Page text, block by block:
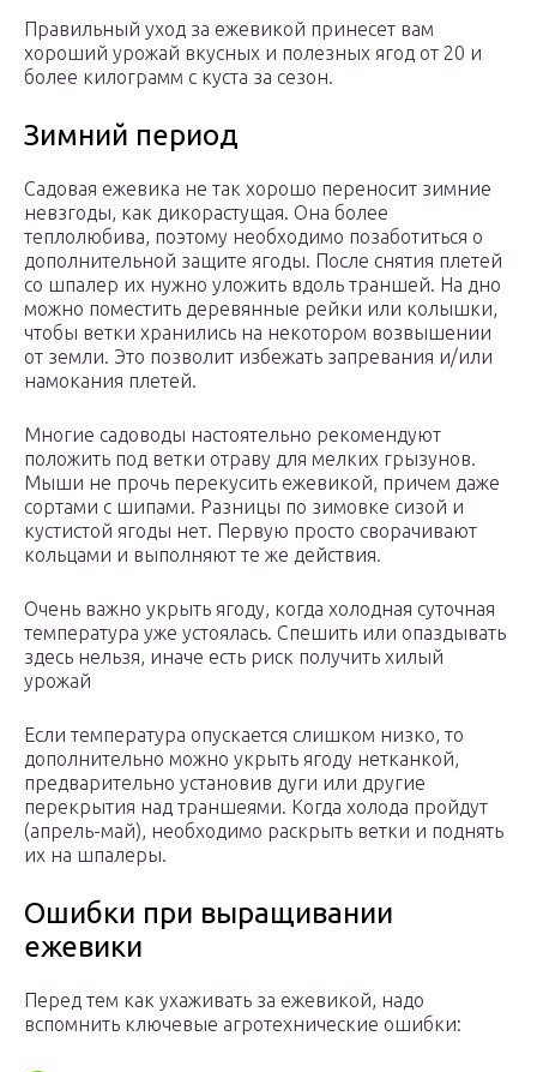
Правильный уход за ежевикой принесет вам
хороший урожай вкусных и полезных ягод от 20 и
более килограмм с куста за сезон.
Зимний период
Садовая ежевика не так хорошо переносит зимние
невзгоды, как дикорастущая. Она более
теплолюбива, поэтому необходимо позаботиться о
дополнительной защите ягоды. После снятия плетей
со шпалер их нужно уложить вдоль траншей. На дно
можно поместить деревянные рейки или колышки,
чтобы ветки хранились на некотором возвышении
от земли. Это позволит избежать запревания и/или
намокания плетей.
Многие садоводы настоятельно рекомендуют
положить под ветки отраву для мелких грызунов.
Мыши не прочь перекусить ежевикой, причем даже
сортами с шипами. Разницы по зимовке сизой и
кустистой ягоды нет. Первую просто сворачивают
кольцами и выполняют те же действия.
Очень важно укрыть ягоду, когда холодная суточная
температура уже устоялась. Спешить или опаздывать
здесь нельзя, иначе есть риск получить хилый
урожай
Если температура опускается слишком низко, то
дополнительно можно укрыть ягоду нетканкой,
предварительно установив дуги или другие
перекрытия над траншеями. Когда холода пройдут
(апрель-май), необходимо раскрыть ветки и поднять
их на шпалеры.
Ошибки при выращивании
ежевики
Перед тем как ухаживать за ежевикой, надо
вспомнить ключевые агротехнические ошибки: